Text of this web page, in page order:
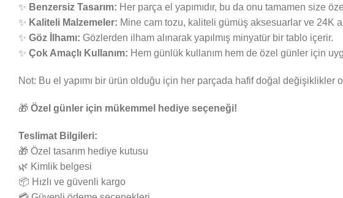
✨ Benzersiz Tasarım: Her parça el yapımıdır, bu da onu tamamen size
✨ Kaliteli Malzemeler: Mine cam tozu, kaliteli gümüş aksesuarlar ve 24K
✨ Göz İlhamı: Gözlerden ilham alınarak yapılmış minyatür bir tablo içerir.
✨ Çok Amaçlı Kullanım: Hem günlük kullanım hem de özel günler için
Not: Bu el yapımı bir ürün olduğu için her parçada hafif doğal
🎁 Özel günler için mükemmel hediye seçeneği!
Teslimat Bilgileri:
🎁 Özel tasarım hediye kutusu
🌿 Kimlik belgesi
📦 Hızlı ve güvenli kargo